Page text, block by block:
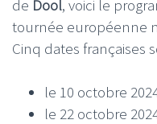
de Dool, voici le
tournée européenne
Cinq dates françaises
le 10 octobre
le 22 octobre